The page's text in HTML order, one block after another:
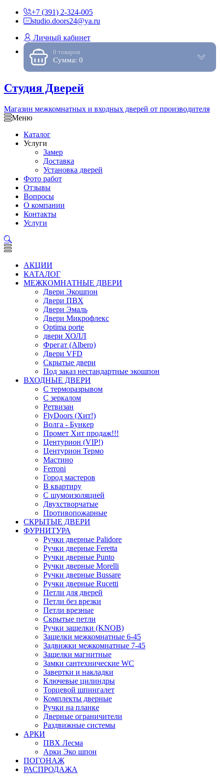
+7 (391) 2-324-005
studio.doors24@ya.ru
Личный кабинет
0 товаров
Сумма: 0
Студия Дверей
Магазин межкомнатных и входных дверей от производителя
Меню
Каталог
Услуги
Замер
Доставка
Установка дверей
Фото работ
Отзывы
Вопросы
О компании
Контакты
Услуги
АКЦИИ
КАТАЛОГ
МЕЖКОМНАТНЫЕ ДВЕРИ
Двери Экошпон
Двери ПВХ
Двери Эмаль
Двери Микрофлекс
Optima porte
двери ХОЛЛ
Фрегат (Albero)
Двери VFD
Скрытые двери
Под заказ нестандартные экошпон
ВХОДНЫЕ ДВЕРИ
С терморазрывом
С зеркалом
Ретвизан
FlyDoors (Хит!)
Волга - Бункер
Промет Хит продаж!!!
Центурион (VIP!)
Центурион Термо
Мастино
Ferroni
Город мастеров
В квартиру
С шумоизоляцией
Двухстворчатые
Противопожарные
СКРЫТЫЕ ДВЕРИ
ФУРНИТУРА
Ручки дверные Palidore
Ручки дверные Feretta
Ручки дверные Punto
Ручки дверные Morelli
Ручки дверные Bussare
Ручки дверные Rucetti
Петли для дверей
Петли без врезки
Петли врезные
Скрытые петли
Ручки защелки (KNOB)
Защелки межкомнатные 6-45
Задвижки межкомнатные 7-45
Защелки магнитные
Замки сантехнические WC
Завертки и накладки
Ключевые цилиндры
Торцевой шпингалет
Комплекты дверные
Ручки на планке
Дверные ограничители
Раздвижные системы
АРКИ
ПВХ Лесма
Арки Эко шпон
ПОГОНАЖ
РАСПРОДАЖА